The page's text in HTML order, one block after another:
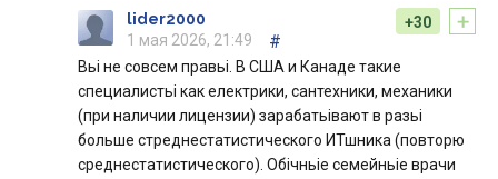
+
+30
lider2000
1 мая 2026, 21:49
#
Вьі не совсем правьі. В США и Канаде такие
специалистьі как електрики, сантехники, механики
(при наличии лицензии) зарабатьівают в разьі
больше стреднестатистического ИТшника (повторю
среднестатистического). Обічньіе семейньіе врачи